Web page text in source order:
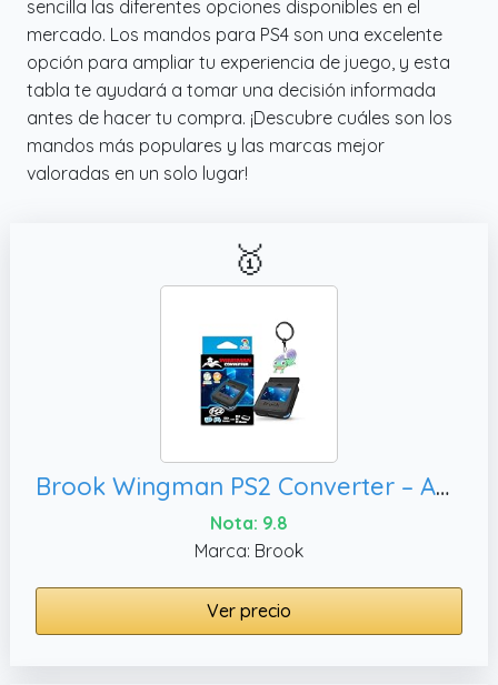
sencilla las diferentes opciones disponibles en el
mercado. Los mandos para PS4 son una excelente
opción para ampliar tu experiencia de juego, y esta
tabla te ayudará a tomar una decisión informada
antes de hacer tu compra. ¡Descubre cuáles son los
mandos más populares y las marcas mejor
valoradas en un solo lugar!
🥇
Brook Wingman PS2 Converter – Adaptador inalámbrico con Llavero para mandos Xbox 360 / Xbox Original y PC, también Compatible con PS5 / PS4 / PS3 / Switch Pro → PS2 / PS1 / PS Classic
Nota: 9.8
Marca: Brook
Ver precio